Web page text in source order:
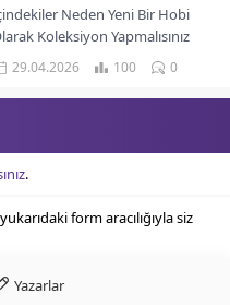
Neden Yeni Bir Hobi
Koleksiyon Yapmalısınız
İçin Koleksiyon Fikirleri
İpuçları Koleksiyonunuzu
Ve Sergileme Sanatı
29.04.2026 100 0
.
form aracılığıyla siz
Yazarlar